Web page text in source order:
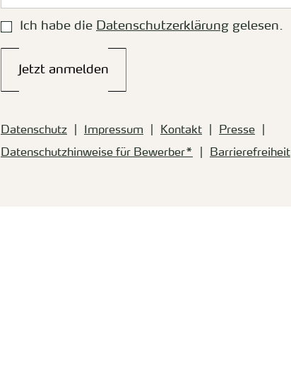
Ich habe die Datenschutzerklärung gelesen.
Jetzt anmelden
Datenschutz Impressum Kontakt
Presse
Datenschutzhinweise für Bewerber*
Barrierefreiheit